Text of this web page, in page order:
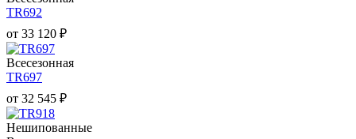
TR692
от 33 120 ₽
Всесезонная
TR697
от 32 545 ₽
Нешипованные